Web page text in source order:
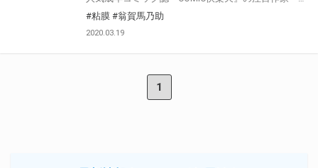
#粘膜 #翁賀馬乃助
2020.03.19
1